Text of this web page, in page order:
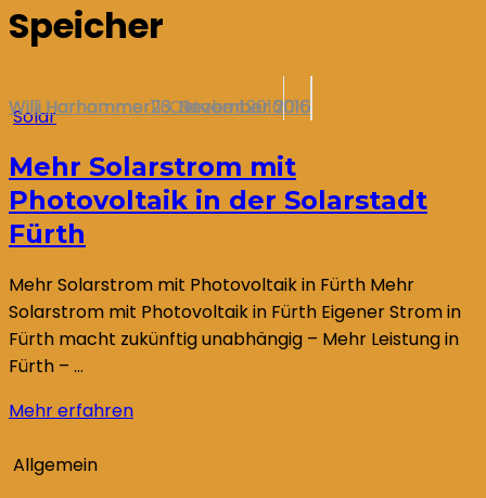
Speicher
Willi Harhammer26. Dezember 2016
Solar
Mehr Solarstrom mit
Photovoltaik in der Solarstadt
Fürth
Mehr Solarstrom mit Photovoltaik in Fürth Mehr
Solarstrom mit Photovoltaik in Fürth Eigener Strom in
Fürth macht zukünftig unabhängig – Mehr Leistung in
Fürth – …
Mehr erfahren
Willi Harhammer23. November 2016
Allgemein
Willi Harhammer11. Oktober 2016